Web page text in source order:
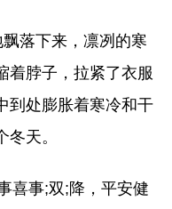
落下来，凛冽的寒
着脖子，拉紧了衣服
到处膨胀着寒冷和干
天。
喜事;双;降，平安健